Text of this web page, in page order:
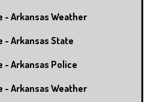
- Arkansas Weather
- Arkansas State
- Arkansas Police
- Arkansas Weather